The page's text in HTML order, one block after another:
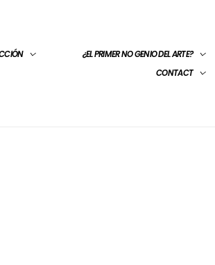
¿EL PRIMER NO GENIO DEL ARTE?
CONTACT